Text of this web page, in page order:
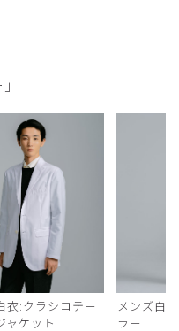
衣:クラシコテー
ャケット
メンズ白
ラー